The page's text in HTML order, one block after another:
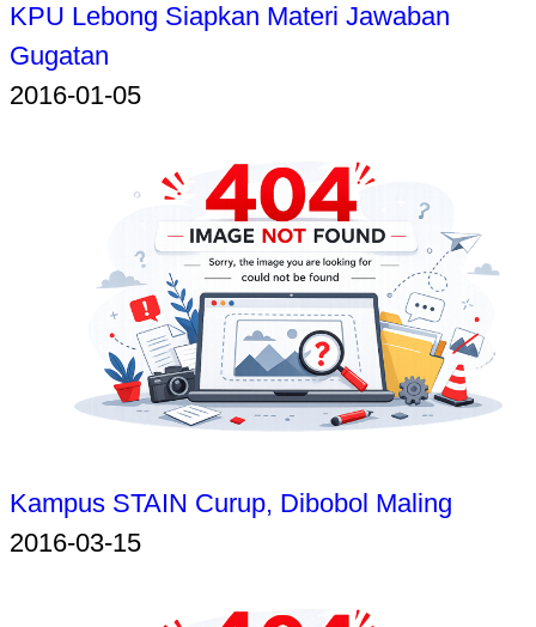
KPU Lebong Siapkan Materi Jawaban
Gugatan
2016-01-05
Kampus STAIN Curup, Dibobol Maling
2016-03-15